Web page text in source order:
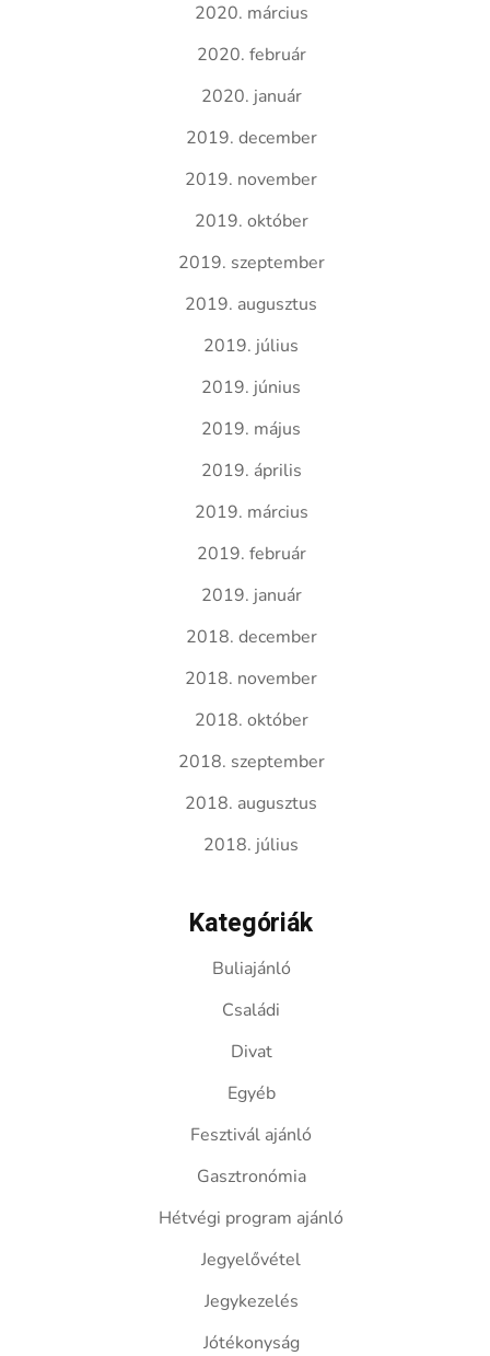
2020. március
2020. február
2020. január
2019. december
2019. november
2019. október
2019. szeptember
2019. augusztus
2019. július
2019. június
2019. május
2019. április
2019. március
2019. február
2019. január
2018. december
2018. november
2018. október
2018. szeptember
2018. augusztus
2018. július
Kategóriák
Buliajánló
Családi
Divat
Egyéb
Fesztivál ajánló
Gasztronómia
Hétvégi program ajánló
Jegyelővétel
Jegykezelés
Jótékonyság